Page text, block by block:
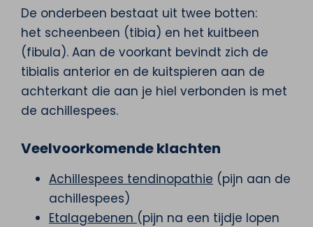
De onderbeen bestaat uit twee botten:
het scheenbeen (tibia) en het kuitbeen
(fibula). Aan de voorkant bevindt zich de
tibialis anterior en de kuitspieren aan de
achterkant die aan je hiel verbonden is met
de achillespees.
Veelvoorkomende klachten
Achillespees tendinopathie (pijn aan de
achillespees)
Etalagebenen (pijn na een tijdje lopen